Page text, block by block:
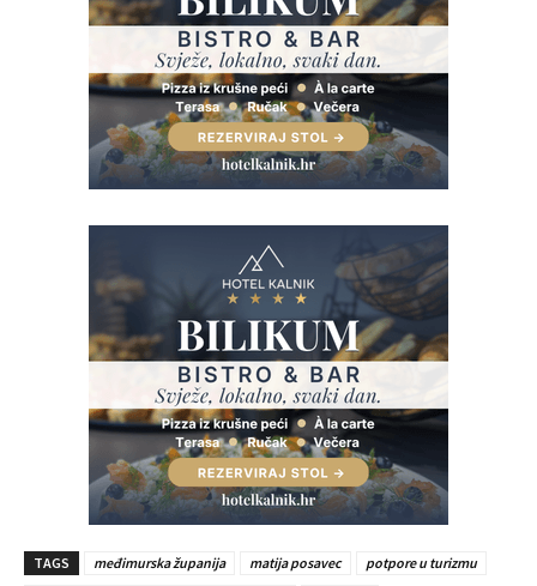
TAGS međimurska županija matija posavec
potpore u turizmu